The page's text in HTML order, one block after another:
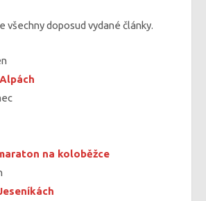
všechny doposud vydané články.
na koloběžce